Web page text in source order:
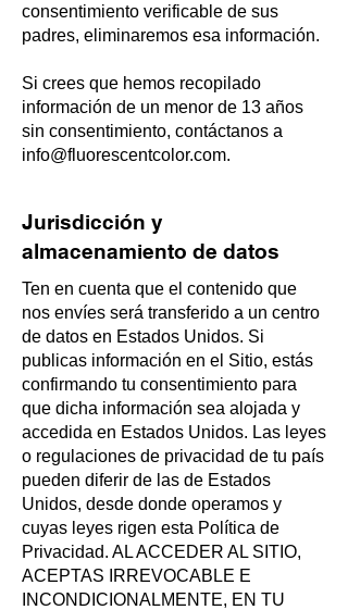
consentimiento verificable de sus
padres, eliminaremos esa información.
Si crees que hemos recopilado
información de un menor de 13 años
sin consentimiento, contáctanos a
info@fluorescentcolor.com.
Jurisdicción y
almacenamiento de datos
Ten en cuenta que el contenido que
nos envíes será transferido a un centro
de datos en Estados Unidos. Si
publicas información en el Sitio, estás
confirmando tu consentimiento para
que dicha información sea alojada y
accedida en Estados Unidos. Las leyes
o regulaciones de privacidad de tu país
pueden diferir de las de Estados
Unidos, desde donde operamos y
cuyas leyes rigen esta Política de
Privacidad. AL ACCEDER AL SITIO,
ACEPTAS IRREVOCABLE E
INCONDICIONALMENTE, EN TU